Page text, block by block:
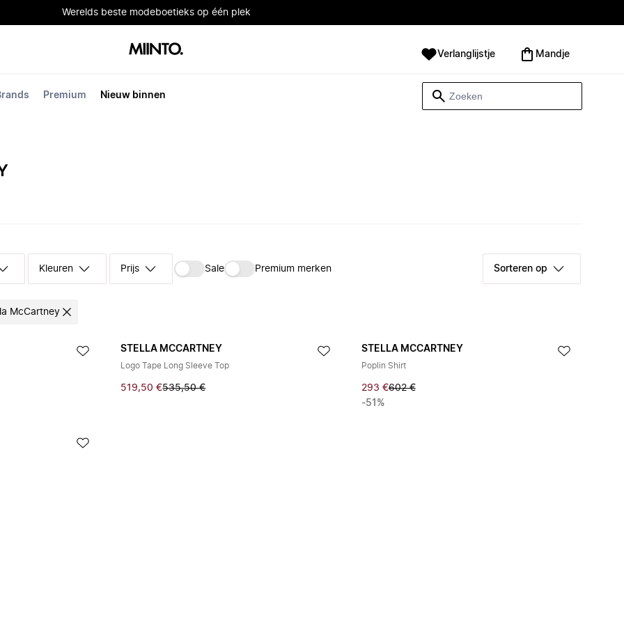
Werelds beste modeboetieks op één plek
Premium Nieuw binnen
Verlanglijstje Mandje
Kleuren Prijs Sale Premium merken Sorteren op
McCartney
STELLA MCCARTNEY
Logo Tape Long Sleeve Top
519,50 €535,50 €
STELLA MCCARTNEY
Poplin Shirt
293 €602 €
-51%